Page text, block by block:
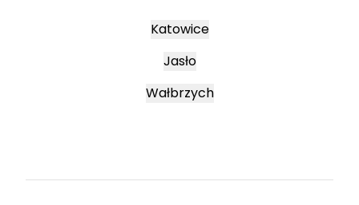
Katowice
Jasło
Wałbrzych